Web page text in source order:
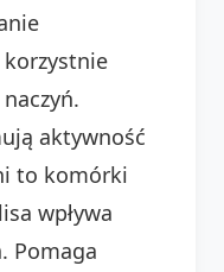
korzystnie
aktywność
to komórki
wpływa
Pomaga